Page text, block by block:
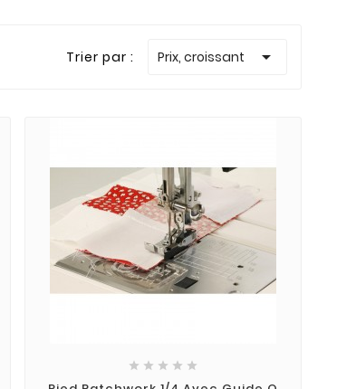
Trier par : Prix, croissant 
    